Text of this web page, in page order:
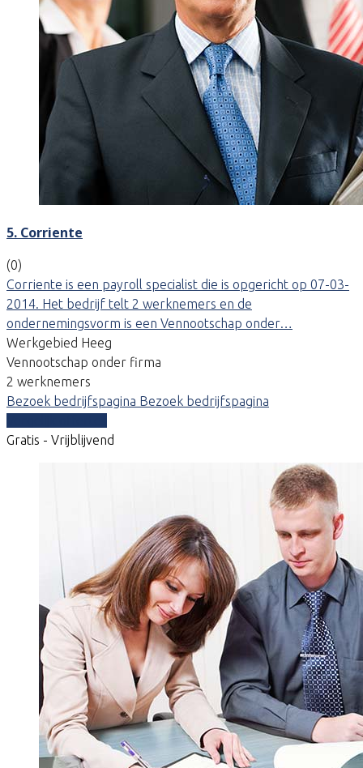
5. Corriente
(0)
Corriente is een payroll specialist die is opgericht op 07-03-
2014. Het bedrijf telt 2 werknemers en de
ondernemingsvorm is een Vennootschap onder…
Werkgebied Heeg
Vennootschap onder firma
2 werknemers
Bezoek bedrijfspagina Bezoek bedrijfspagina
Gratis - Vrijblijvend